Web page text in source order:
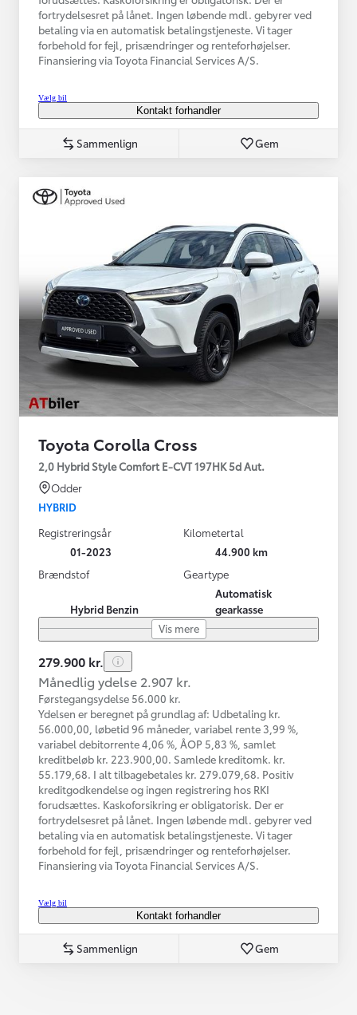
fortrydelsesret på lånet. Ingen løbende mdl. gebyrer ved
betaling via en automatisk betalingstjeneste. Vi tager
forbehold for fejl, prisændringer og renteforhøjelser.
Finansiering via Toyota Financial Services A/S.
Vælg bil
Kontakt forhandler
Sammenlign Gem
Toyota Corolla Cross
2,0 Hybrid Style Comfort E-CVT 197HK 5d Aut.
Odder
HYBRID
Registreringsår
01-2023
Kilometertal
44.900 km
Brændstof
Hybrid Benzin
Geartype
Automatisk
gearkasse
Vis mere
279.900 kr.
Månedlig ydelse 2.907 kr.
Førstegangsydelse 56.000 kr.
Ydelsen er beregnet på grundlag af: Udbetaling kr.
56.000,00, løbetid 96 måneder, variabel rente 3,99 %,
variabel debitorrente 4,06 %, ÅOP 5,83 %, samlet
kreditbeløb kr. 223.900,00. Samlede kreditomk. kr.
55.179,68. I alt tilbagebetales kr. 279.079,68. Positiv
kreditgodkendelse og ingen registrering hos RKI
forudsættes. Kaskoforsikring er obligatorisk. Der er
fortrydelsesret på lånet. Ingen løbende mdl. gebyrer ved
betaling via en automatisk betalingstjeneste. Vi tager
forbehold for fejl, prisændringer og renteforhøjelser.
Finansiering via Toyota Financial Services A/S.
Vælg bil
Kontakt forhandler
Sammenlign Gem